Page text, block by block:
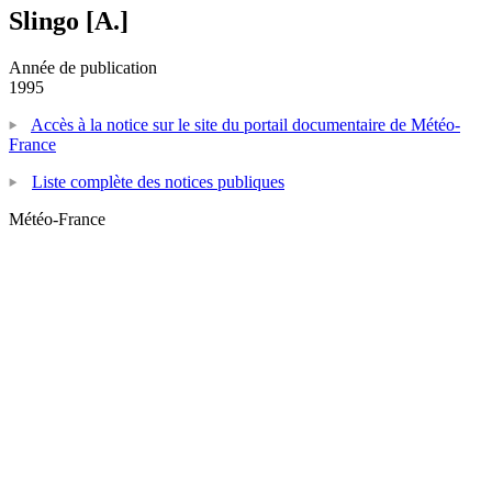
Slingo [A.]
Année de publication
1995
Accès à la notice sur le site du portail documentaire de Météo-
France
Liste complète des notices publiques
Météo-France